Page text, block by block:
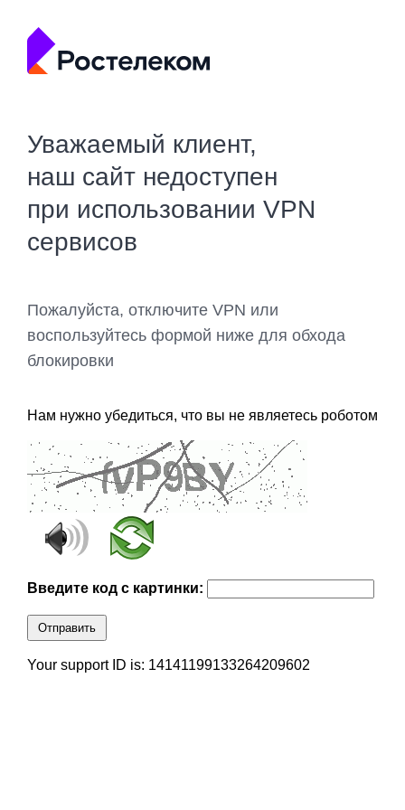
Уважаемый клиент,
наш сайт недоступен
при использовании VPN
сервисов
Пожалуйста, отключите VPN или
воспользуйтесь формой ниже для обхода
блокировки
Нам нужно убедиться, что вы не являетесь роботом
Введите код с картинки:
Отправить
Your support ID is: 14141199133264209602